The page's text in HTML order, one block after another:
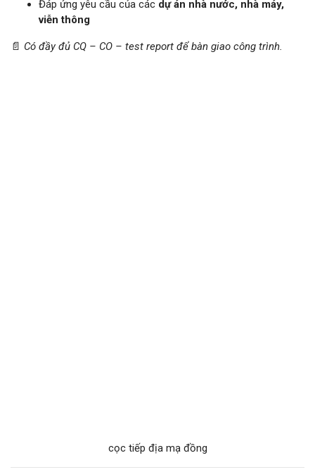
Đáp ứng yêu cầu của các dự án nhà nước, nhà máy,
viễn thông
📄 Có đầy đủ CQ – CO – test report để bàn giao công trình.
cọc tiếp địa mạ đồng